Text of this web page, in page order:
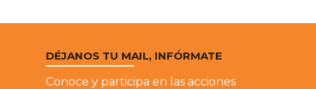
DÉJANOS TU MAIL, INFÓRMATE
Conoce y participa en las acciones